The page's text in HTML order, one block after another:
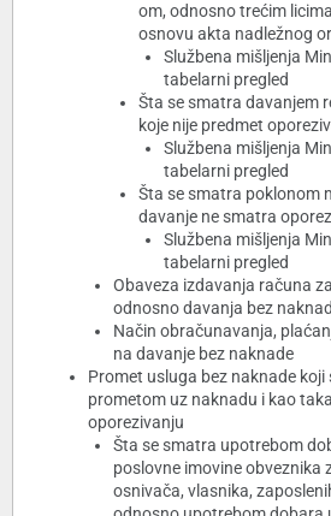
om, odnosno trećim
osnovu akta nadležnog
Službena mišljenja
tabelarni pregled
Šta se smatra davanjem
koje nije predmet
Službena mišljenja
tabelarni pregled
Šta se smatra poklonom
davanje ne smatra
Službena mišljenja
tabelarni pregled
Obaveza izdavanja računa
odnosno davanja bez
Način obračunavanja,
na davanje bez naknade
Promet usluga bez naknade koji
prometom uz naknadu i kao
oporezivanju
Šta se smatra upotrebom
poslovne imovine obveznika
osnivača, vlasnika,